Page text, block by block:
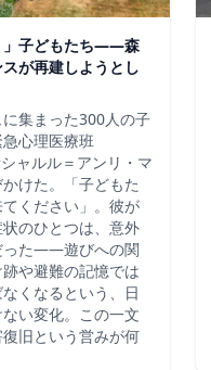
」子どもたち——森
が再建しようとし
集まった300人の子
心理医療班
シャルル＝アンリ・マ
けた。「子どもた
ください」。彼が
のひとつは、意外
った――遊びへの関
や避難の記憶では
くなるという、日
い変化。この一文
旧という営みが何